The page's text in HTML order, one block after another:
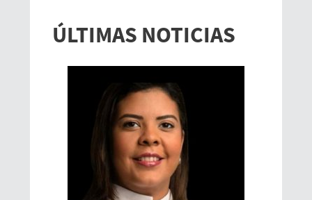
ÚLTIMAS NOTICIAS